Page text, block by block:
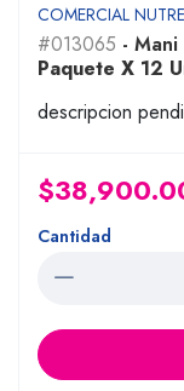
COMERCIAL
#013065 -
Paquete X 12
descripcion
Cantidad